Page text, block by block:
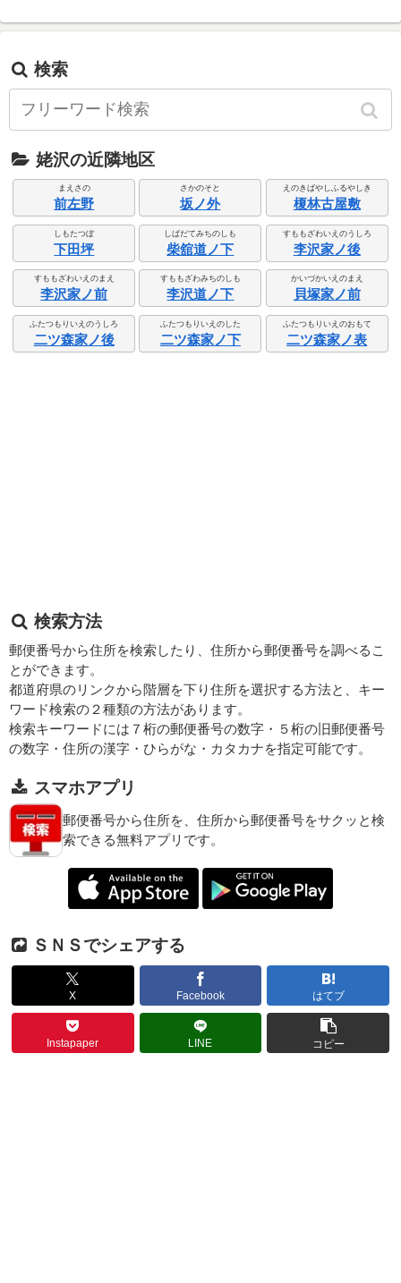
検索
姥沢の近隣地区
まえさの
前左野
さかのそと
坂ノ外
えのきばやしふるやしき
榎林古屋敷
しもたつぼ
下田坪
しばだてみちのしも
柴舘道ノ下
すももざわいえのうしろ
李沢家ノ後
すももざわいえのまえ
李沢家ノ前
すももざわみちのしも
李沢道ノ下
かいづかいえのまえ
貝塚家ノ前
ふたつもりいえのうしろ
二ツ森家ノ後
ふたつもりいえのした
二ツ森家ノ下
ふたつもりいえのおもて
二ツ森家ノ表
検索方法
郵便番号から住所を検索したり、住所から郵便番号を調べるこ
とができます。
都道府県のリンクから階層を下り住所を選択する方法と、キー
ワード検索の２種類の方法があります。
検索キーワードには７桁の郵便番号の数字・５桁の旧郵便番号
の数字・住所の漢字・ひらがな・カタカナを指定可能です。
スマホアプリ
郵便番号から住所を、住所から郵便番号をサクッと検
索できる無料アプリです。
ＳＮＳでシェアする
X Facebook はてブ
Instapaper LINE コピー